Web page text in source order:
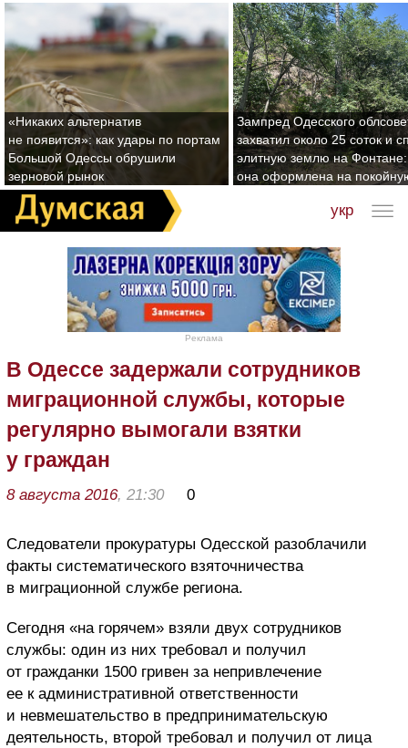
«Никаких альтернатив
не появится»: как удары по портам
Большой Одессы обрушили
зерновой рынок
Зампред Одесского
захватил около 25 соток и
элитную землю на Фонтане:
она оформлена на
укр
Реклама
В Одессе задержали сотрудников
миграционной службы, которые
регулярно вымогали взятки
у граждан
8 августа 2016, 21:30 0
Следователи прокуратуры Одесской разоблачили
факты систематического взяточничества
в миграционной службе региона.
Сегодня «на горячем» взяли двух сотрудников
службы: один из них требовал и получил
от гражданки 1500 гривен за непривлечение
ее к административной ответственности
и невмешательство в предпринимательскую
деятельность, второй требовал и получил от лица